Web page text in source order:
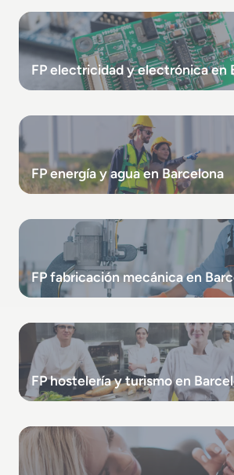
FP electricidad y electrónica en
FP energía y agua en Barcelona
FP fabricación mecánica en
FP hostelería y turismo en